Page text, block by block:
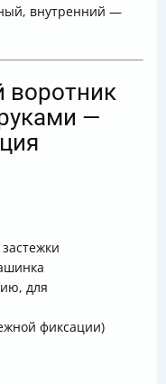
внутренний —
воротник
—
для
фиксации)